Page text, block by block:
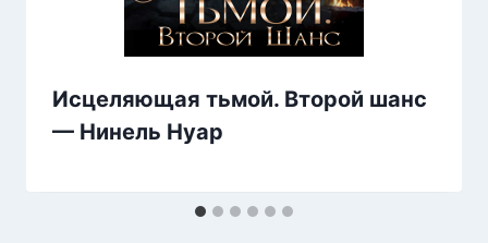
Исцеляющая тьмой. Второй шанс
— Нинель Нуар